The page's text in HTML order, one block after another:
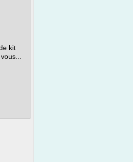
kit